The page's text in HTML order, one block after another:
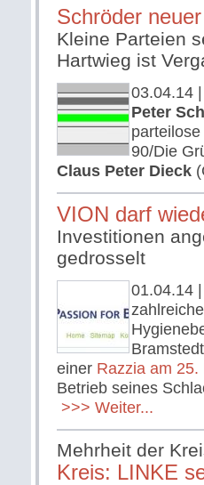
Schröder
Kleine Parteien
Hartwieg ist
03.04.14
Peter
90/Die
Claus Peter Dieck
VION darf
Investitionen
gedrosselt
01.04.14
einer Razzia am 25.
Betrieb seines
>>> Weiter...
Mehrheit der
Kreis: LINKE